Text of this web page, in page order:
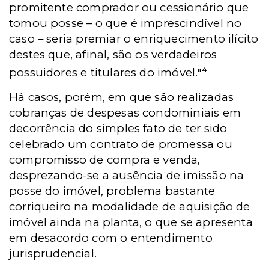
promitente comprador ou cessionário que
tomou posse – o que é imprescindível no
caso – seria premiar o enriquecimento ilícito
destes que, afinal, são os verdadeiros
possuidores e titulares do imóvel."4
Há casos, porém, em que são realizadas
cobranças de despesas condominiais em
decorrência do simples fato de ter sido
celebrado um contrato de promessa ou
compromisso de compra e venda,
desprezando-se a ausência de imissão na
posse do imóvel, problema bastante
corriqueiro na modalidade de aquisição de
imóvel ainda na planta, o que se apresenta
em desacordo com o entendimento
jurisprudencial.